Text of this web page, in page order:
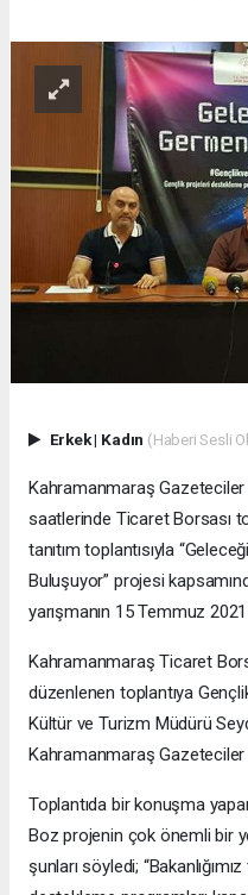
Erkek| Kadın (Haberi Sesli
Kahramanmaraş
saatlerinde Ticaret Borsası
tanıtım toplantısıyla
Buluşuyor” projesi
yarışmanın 15 Temmuz
Kahramanmaraş Ticaret
düzenlenen toplantıya
Kültür ve Turizm Müdürü
Kahramanmaraş Gazeteciler
Toplantıda bir konuşma
Boz projenin çok önemli bir
şunları söyledi;